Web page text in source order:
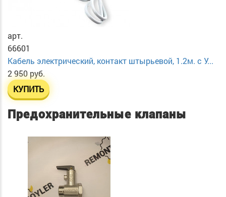
арт.
66601
Кабель электрический, контакт штырьевой, 1.2м. с У...
2 950 руб.
КУПИТЬ
Предохранительные клапаны